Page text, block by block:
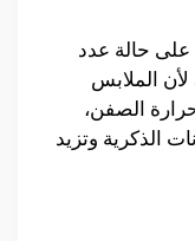
على حالة عدد
لأن الملابس
الصفن،
الذكرية وتزيد